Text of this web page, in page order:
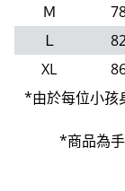
Ｍ
Ｌ
XL
*由於每位小孩
*商品為